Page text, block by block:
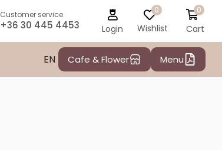
Customer service
+36 30 445 4453 Login
0
Wishlist
0
Cart
EN Cafe & Flower Menu